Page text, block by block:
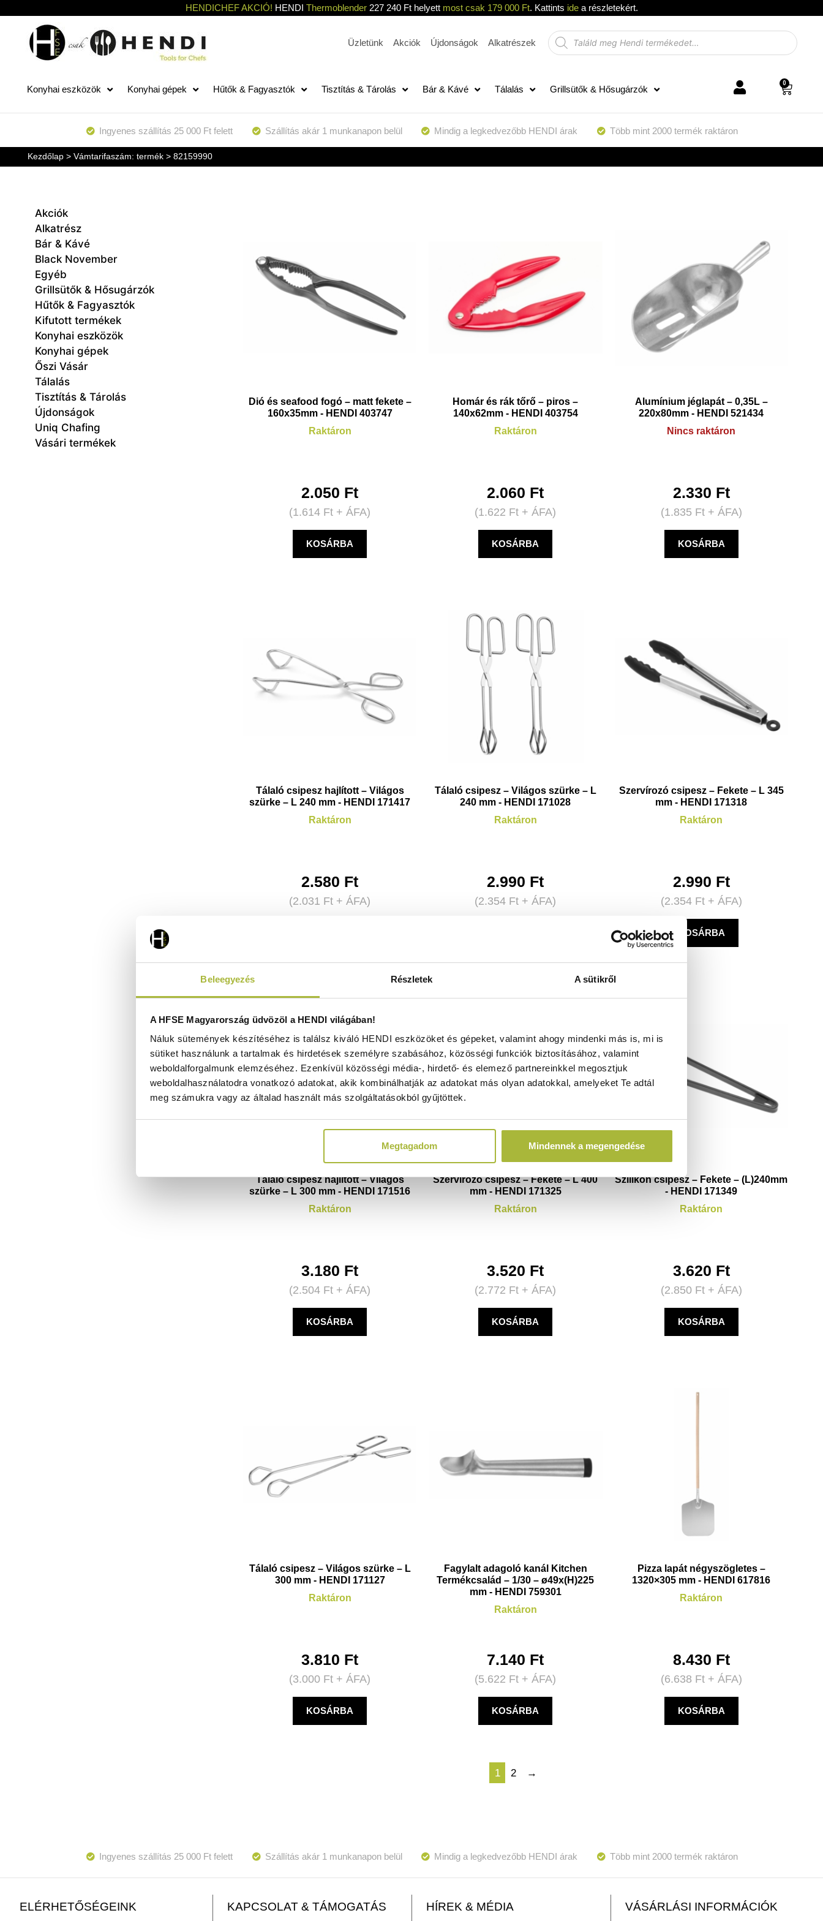
Beleegyezés Részletek A sütikről
A HFSE Magyarország üdvözöl a HENDI világában!
Náluk sütemények készítéséhez is találsz kiváló HENDI eszközöket és gépeket, valamint ahogy mindenki más is, mi is
sütiket használunk a tartalmak és hirdetések személyre szabásához, közösségi funkciók biztosításához, valamint
weboldalforgalmunk elemzéséhez. Ezenkívül közösségi média-, hirdető- és elemező partnereinkkel megosztjuk
weboldalhasználatodra vonatkozó adatokat, akik kombinálhatják az adatokat más olyan adatokkal, amelyeket Te adtál
meg számukra vagy az általad használt más szolgáltatásokból gyűjtöttek.
Megtagadom Mindennek a megengedése
HENDICHEF AKCIÓ! HENDI Thermoblender227 240 Ft helyett most csak 179 000 Ft. Kattints idea részletekért.
Üzletünk Akciók Újdonságok Alkatrészek
Konyhai eszközök Konyhai gépek Hűtők & Fagyasztók Tisztítás & Tárolás Bár & Kávé Tálalás Grillsütők & Hősugárzók
0
Ingyenes szállítás 25 000 Ft felett Szállítás akár 1 munkanapon belül Mindig a legkedvezőbb HENDI árak Több mint 2000 termék raktáron
Kezdőlap> Vámtarifaszám: termék > 82159990
Akciók
Alkatrész
Bár & Kávé
Black November
Egyéb
Grillsütők & Hősugárzók
Hűtők & Fagyasztók
Kifutott termékek
Konyhai eszközök
Konyhai gépek
Őszi Vásár
Tálalás
Tisztítás & Tárolás
Újdonságok
Uniq Chafing
Vásári termékek
Dió és seafood fogó – matt fekete –
160x35mm - HENDI 403747
Raktáron
2.050 Ft
(1.614 Ft + ÁFA)
KOSÁRBA
Homár és rák tőrő – piros –
140x62mm - HENDI 403754
Raktáron
2.060 Ft
(1.622 Ft + ÁFA)
KOSÁRBA
Alumínium jéglapát – 0,35L –
220x80mm - HENDI 521434
Nincs raktáron
2.330 Ft
(1.835 Ft+ ÁFA)
KOSÁRBA
Tálaló csipesz hajlított – Világos
szürke – L 240 mm - HENDI 171417
Raktáron
2.580 Ft
(2.031 Ft + ÁFA)
Tálaló csipesz – Világos szürke – L
240 mm - HENDI 171028
Raktáron
2.990 Ft
(2.354 Ft + ÁFA)
Szervírozó csipesz – Fekete – L 345
mm - HENDI 171318
Raktáron
2.990 Ft
(2.354 Ft+ ÁFA)
KOSÁRBA
Tálaló csipesz hajlított – Világos
szürke – L 300 mm - HENDI 171516
Raktáron
3.180 Ft
(2.504 Ft + ÁFA)
KOSÁRBA
Szervírozó csipesz – Fekete – L 400
mm - HENDI 171325
Raktáron
3.520 Ft
(2.772 Ft + ÁFA)
KOSÁRBA
Szilikon csipesz – Fekete – (L)240mm
- HENDI 171349
Raktáron
3.620 Ft
(2.850 Ft+ ÁFA)
KOSÁRBA
Tálaló csipesz – Világos szürke – L
300 mm - HENDI 171127
Raktáron
3.810 Ft
(3.000 Ft + ÁFA)
KOSÁRBA
Fagylalt adagoló kanál Kitchen
Termékcsalád – 1/30 – ø49x(H)225
mm - HENDI 759301
Raktáron
7.140 Ft
(5.622 Ft + ÁFA)
KOSÁRBA
Pizza lapát négyszögletes –
1320×305 mm - HENDI 617816
Raktáron
8.430 Ft
(6.638 Ft+ ÁFA)
KOSÁRBA
1 2 →
Ingyenes szállítás 25 000 Ft felett Szállítás akár 1 munkanapon belül Mindig a legkedvezőbb HENDI árak Több mint 2000 termék raktáron
ELÉRHETŐSÉGEINK KAPCSOLAT & TÁMOGATÁS HÍREK & MÉDIA VÁSÁRLÁSI INFORMÁCIÓK